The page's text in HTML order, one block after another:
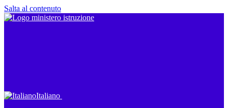
Salta al contenuto
Italiano